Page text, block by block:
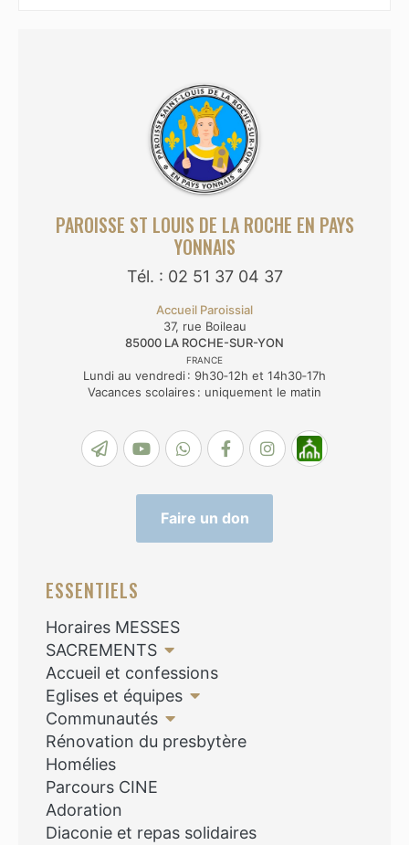
PAROISSE ST LOUIS DE LA ROCHE EN PAYS
YONNAIS
Tél. : 02 51 37 04 37
Accueil Paroissial
37, rue Boileau
85000 LA ROCHE-SUR-YON
FRANCE
Lundi au vendredi : 9h30‑12h et 14h30‑17h
Vacances scolaires : uniquement le matin
Faire un don
ESSENTIELS
Horaires MESSES
SACREMENTS
Accueil et confessions
Eglises et équipes
Communautés
Rénovation du presbytère
Homélies
Parcours CINE
Adoration
Diaconie et repas solidaires